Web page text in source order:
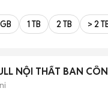
1 TB 2 TB > 2
NỘI THẤT BAN